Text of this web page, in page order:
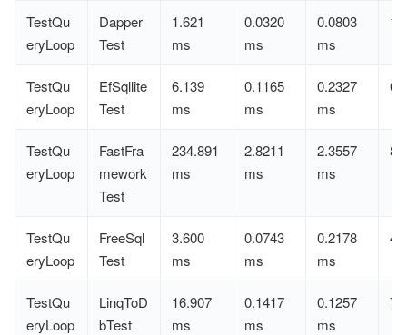
TestQu
eryLoop
Dapper
Test
1.621
ms
0.0320
ms
0.0803
ms
1
TestQu
eryLoop
EfSqllite
Test
6.139
ms
0.1165
ms
0.2327
ms
6
TestQu
eryLoop
FastFra
mework
Test
234.891
ms
2.8211
ms
2.3557
ms
8
TestQu
eryLoop
FreeSql
Test
3.600
ms
0.0743
ms
0.2178
ms
4
TestQu
eryLoop
LinqToD
bTest
16.907
ms
0.1417
ms
0.1257
ms
7